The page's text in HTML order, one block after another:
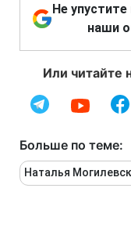
Не
наши
Или читайте
Больше по теме:
Наталья